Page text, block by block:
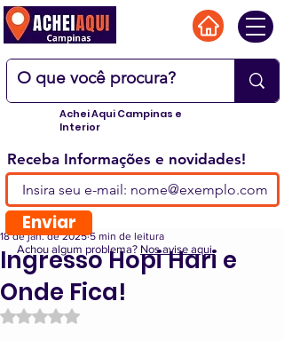
Achei Aqui Campinas e
Interior
Ingresso Hopi Hari e
Onde Fica!
18 de jan. de 2025 5 min de leitura
Avaliado com NaN de 5 estrelas.
Receba Informações e novidades!
Enviar
Achou algum problema? Nos avise aqui.